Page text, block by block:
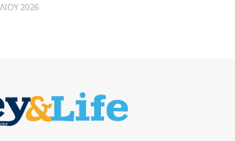
2026